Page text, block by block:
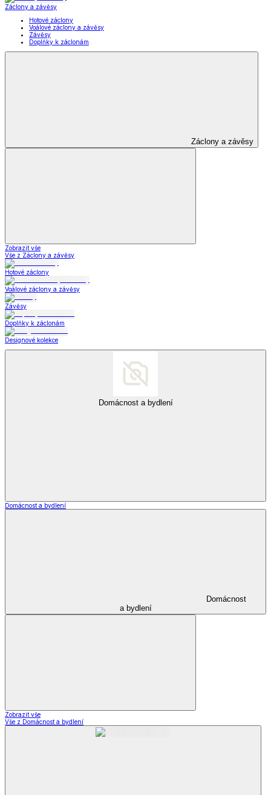
Záclony a závěsy
Hotové záclony
Voálové záclony a závěsy
Závěsy
Doplňky k záclonám
Záclony a závěsy
Zobrazit vše
Vše z Záclony a závěsy
Hotové záclony
Voálové záclony a závěsy
Závěsy
Doplňky k záclonám
Designové kolekce
Domácnost a bydlení
Domácnost a bydlení
Domácnost
a bydlení
Zobrazit vše
Vše z Domácnost a bydlení